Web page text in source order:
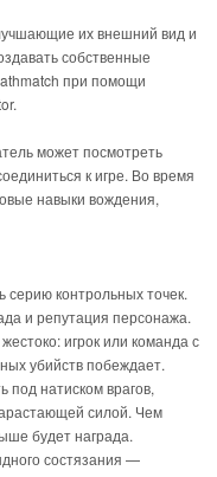
их внешний вид и
собственные
при помощи
может посмотреть
к игре. Во время
навыки вождения,
серию контрольных точек.
и репутация персонажа.
игрок или команда с
убийств побеждает.
под натиском врагов,
силой. Чем
будет награда.
состязания —